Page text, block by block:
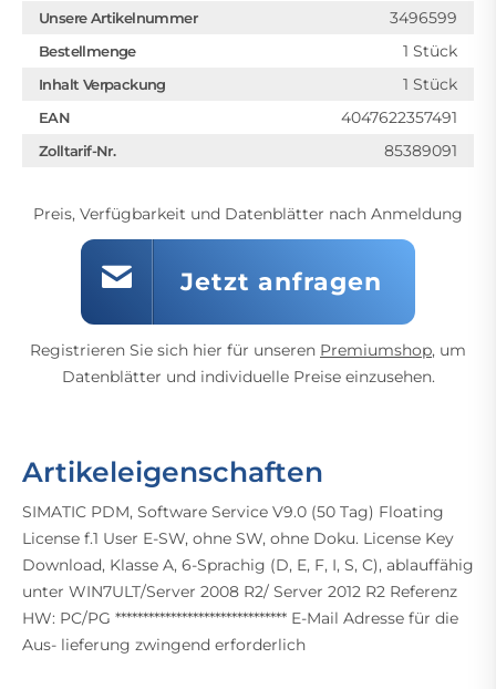
Unsere Artikelnummer 3496599
Bestellmenge 1 Stück
Inhalt Verpackung 1 Stück
EAN 4047622357491
Zolltarif-Nr. 85389091
Preis, Verfügbarkeit und Datenblätter nach Anmeldung
Jetzt anfragen
Registrieren Sie sich hier für unseren Premiumshop, um
Datenblätter und individuelle Preise einzusehen.
Artikeleigenschaften
SIMATIC PDM, Software Service V9.0 (50 Tag) Floating
License f.1 User E-SW, ohne SW, ohne Doku. License Key
Download, Klasse A, 6-Sprachig (D, E, F, I, S, C), ablauffähig
unter WIN7ULT/Server 2008 R2/ Server 2012 R2 Referenz
HW: PC/PG ******************************* E-Mail Adresse für die
Aus- lieferung zwingend erforderlich